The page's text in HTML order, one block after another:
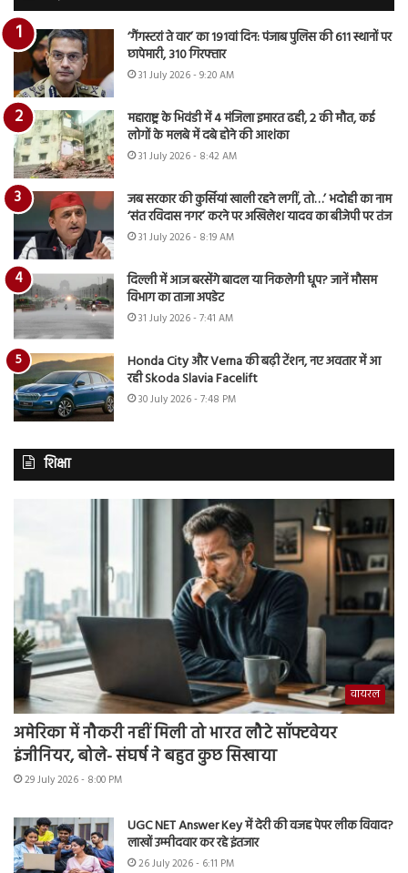
‘गैंगस्टरां ते वार’ का 191वां दिन: पंजाब पुलिस की 611 स्थानों पर
छापेमारी, 310 गिरफ्तार
31 July 2026 - 9:20 AM
महाराष्ट्र के भिवंडी में 4 मंजिला इमारत ढही, 2 की मौत, कई
लोगों के मलबे में दबे होने की आशंका
31 July 2026 - 8:42 AM
जब सरकार की कुर्सियां खाली रहने लगीं, तो…’ भदोही का नाम
‘संत रविदास नगर’ करने पर अखिलेश यादव का बीजेपी पर तंज
31 July 2026 - 8:19 AM
दिल्ली में आज बरसेंगे बादल या निकलेगी धूप? जानें मौसम
विभाग का ताजा अपडेट
31 July 2026 - 7:41 AM
Honda City और Verna की बढ़ी टेंशन, नए अवतार में आ
रही Skoda Slavia Facelift
30 July 2026 - 7:48 PM
शिक्षा
वायरल
अमेरिका में नौकरी नहीं मिली तो भारत लौटे सॉफ्टवेयर
इंजीनियर, बोले- संघर्ष ने बहुत कुछ सिखाया
29 July 2026 - 8:00 PM
UGC NET Answer Key में देरी की वजह पेपर लीक विवाद?
लाखों उम्मीदवार कर रहे इंतजार
26 July 2026 - 6:11 PM